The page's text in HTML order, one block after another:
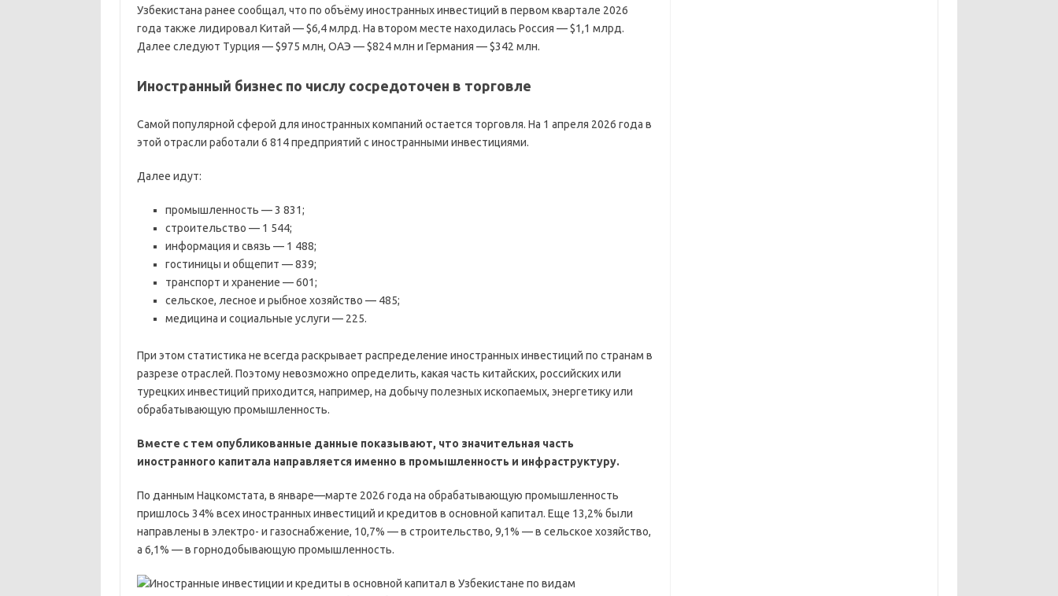
Узбекистана ранее сообщал, что по объёму иностранных инвестиций в первом квартале 2026
года также лидировал Китай — $6,4 млрд. На втором месте находилась Россия — $1,1 млрд.
Далее следуют Турция — $975 млн, ОАЭ — $824 млн и Германия — $342 млн.
Иностранный бизнес по числу сосредоточен в торговле
Самой популярной сферой для иностранных компаний остается торговля. На 1 апреля 2026 года в
этой отрасли работали 6 814 предприятий с иностранными инвестициями.
Далее идут:
промышленность — 3 831;
строительство — 1 544;
информация и связь — 1 488;
гостиницы и общепит — 839;
транспорт и хранение — 601;
сельское, лесное и рыбное хозяйство — 485;
медицина и социальные услуги — 225.
При этом статистика не всегда раскрывает распределение иностранных инвестиций по странам в
разрезе отраслей. Поэтому невозможно определить, какая часть китайских, российских или
турецких инвестиций приходится, например, на добычу полезных ископаемых, энергетику или
обрабатывающую промышленность.
Вместе с тем опубликованные данные показывают, что значительная часть
иностранного капитала направляется именно в промышленность и инфраструктуру.
По данным Нацкомстата, в январе—марте 2026 года на обрабатывающую промышленность
пришлось 34% всех иностранных инвестиций и кредитов в основной капитал. Еще 13,2% были
направлены в электро- и газоснабжение, 10,7% — в строительство, 9,1% — в сельское хозяйство,
а 6,1% — в горнодобывающую промышленность.